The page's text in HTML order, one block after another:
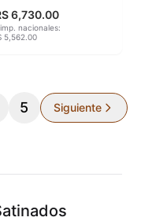
6,730.00
nacionales:
5,562.00
5 Siguiente